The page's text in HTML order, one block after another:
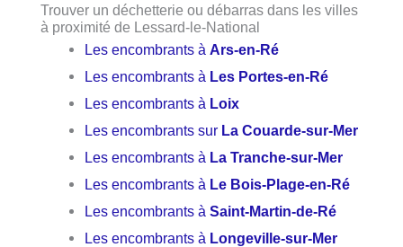
Trouver un déchetterie ou débarras dans les villes
à proximité de Lessard-le-National
Les encombrants àArs-en-Ré
Les encombrants à Les Portes-en-Ré
Les encombrants à Loix
Les encombrants sur La Couarde-sur-Mer
Les encombrants à La Tranche-sur-Mer
Les encombrants à Le Bois-Plage-en-Ré
Les encombrants àSaint-Martin-de-Ré
Les encombrants à Longeville-sur-Mer